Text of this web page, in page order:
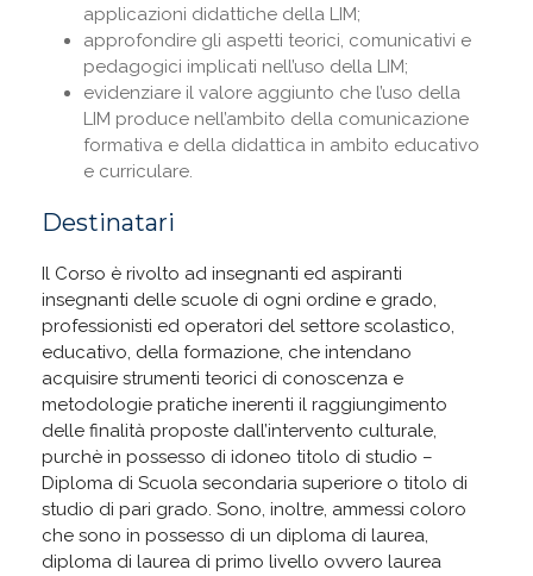
applicazioni didattiche della LIM;
approfondire gli aspetti teorici, comunicativi e
pedagogici implicati nell’uso della LIM;
evidenziare il valore aggiunto che l’uso della
LIM produce nell’ambito della comunicazione
formativa e della didattica in ambito educativo
e curriculare.
Destinatari
Il Corso è rivolto ad insegnanti ed aspiranti
insegnanti delle scuole di ogni ordine e grado,
professionisti ed operatori del settore scolastico,
educativo, della formazione, che intendano
acquisire strumenti teorici di conoscenza e
metodologie pratiche inerenti il raggiungimento
delle finalità proposte dall’intervento culturale,
purchè in possesso di idoneo titolo di studio –
Diploma di Scuola secondaria superiore o titolo di
studio di pari grado. Sono, inoltre, ammessi coloro
che sono in possesso di un diploma di laurea,
diploma di laurea di primo livello ovvero laurea